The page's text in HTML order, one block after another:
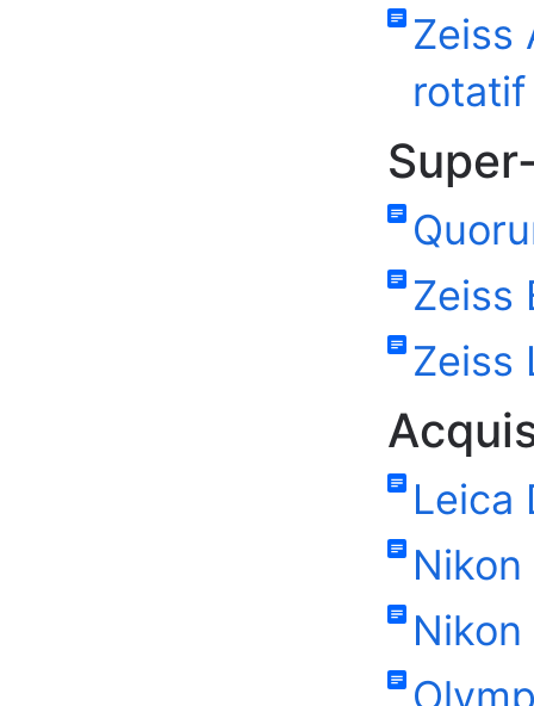
Zeiss
rotatif
Zeiss
Zeiss
Leica
Nikon